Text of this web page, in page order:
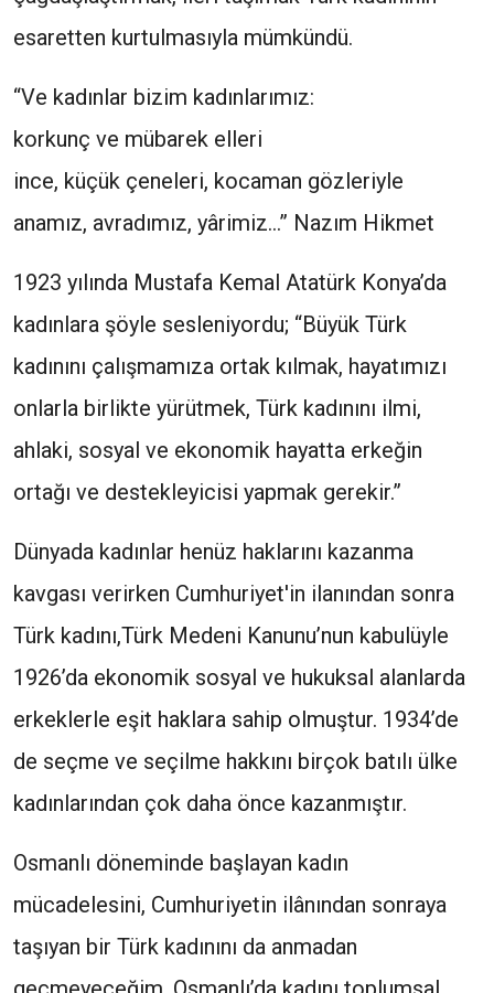
esaretten kurtulmasıyla mümkündü.
“Ve kadınlar bizim kadınlarımız:
korkunç ve mübarek elleri
ince, küçük çeneleri, kocaman gözleriyle
anamız, avradımız, yârimiz…” Nazım Hikmet
1923 yılında Mustafa Kemal Atatürk Konya’da
kadınlara şöyle sesleniyordu; “Büyük Türk
kadınını çalışmamıza ortak kılmak, hayatımızı
onlarla birlikte yürütmek, Türk kadınını ilmi,
ahlaki, sosyal ve ekonomik hayatta erkeğin
ortağı ve destekleyicisi yapmak gerekir.”
Dünyada kadınlar henüz haklarını kazanma
kavgası verirken Cumhuriyet'in ilanından sonra
Türk kadını,Türk Medeni Kanunu’nun kabulüyle
1926’da ekonomik sosyal ve hukuksal alanlarda
erkeklerle eşit haklara sahip olmuştur. 1934’de
de seçme ve seçilme hakkını birçok batılı ülke
kadınlarından çok daha önce kazanmıştır.
Osmanlı döneminde başlayan kadın
mücadelesini, Cumhuriyetin ilânından sonraya
taşıyan bir Türk kadınını da anmadan